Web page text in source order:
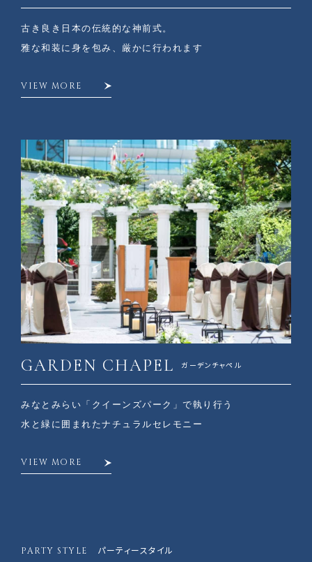
古き良き日本の伝統的な神前式。
雅な和装に身を包み、厳かに行われます
VIEW MORE
GARDEN CHAPEL ガーデンチャペル
みなとみらい「クイーンズパーク」で執り行う
水と緑に囲まれたナチュラルセレモニー
VIEW MORE
PARTY STYLE パーティースタイル